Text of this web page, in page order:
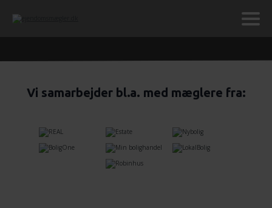
Vi samarbejder bl.a. med mæglere fra: